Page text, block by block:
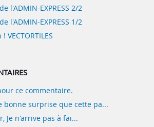
l'ADMIN-EXPRESS 2/2
l'ADMIN-EXPRESS 1/2
ce commentaire.
bonne surprise que cette pa...
Je n'arrive pas à fai...